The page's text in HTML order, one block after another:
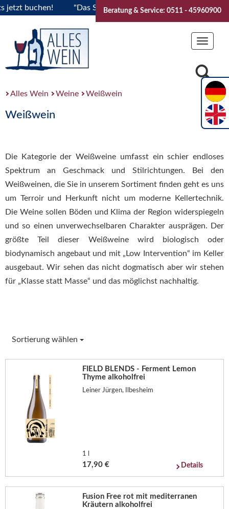
"Das Sommerfest 2026" Vive laBeratung & Service: 0511 - 45960900
Toggle
Alles Wein Weine Weißwein
Weißwein
Die Kategorie der Weißweine umfasst ein schier endloses
Spektrum an Geschmack und Stilrichtungen. Bei den
Weißweinen, die Sie in unserem Sortiment finden geht es uns
um Terroir und Herkunft nicht um moderne Kellertechnik.
Die Weine sollen Böden und Klima der Region widerspiegeln
und so einen unverwechselbaren Charakter ausprägen. Der
größte Teil dieser Weißweine wird biologisch oder
biodynamisch angebaut und mit „Low Intervention“ im Keller
ausgebaut. Wir sehen das nicht dogmatisch aber wir stehen
für „Klasse statt Masse“ und das möglichst nachhaltig.
Sortierung wählen
FIELD BLENDS - Ferment Lemon
Thyme alkoholfrei
Leiner Jürgen, Ilbesheim
1 l
17,90 € Details
Fusion Free rot mit mediterranen
Kräutern alkoholfrei